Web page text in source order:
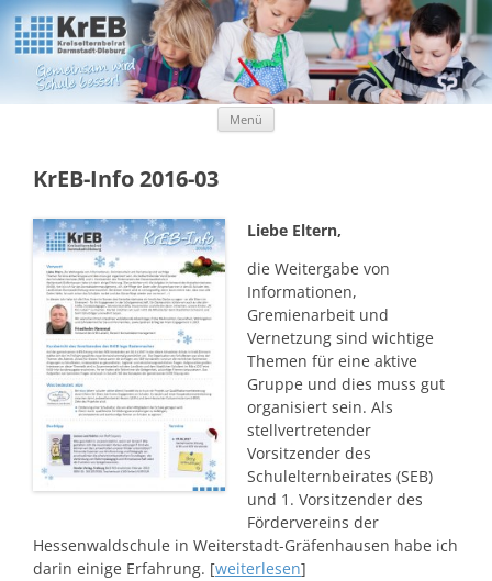
KrEB Darmstadt-Dieburg
Kreiselternbeirat Darmstadt-Dieburg
Menü
KrEB-Info 2016-03
Liebe Eltern,
die Weitergabe von
Informationen,
Gremienarbeit und
Vernetzung sind wichtige
Themen für eine aktive
Gruppe und dies muss gut
organisiert sein. Als
stellvertretender
Vorsitzender des
Schulelternbeirates (SEB)
und 1. Vorsitzender des
Fördervereins der
Hessenwaldschule in Weiterstadt-Gräfenhausen habe ich
darin einige Erfahrung. [weiterlesen]